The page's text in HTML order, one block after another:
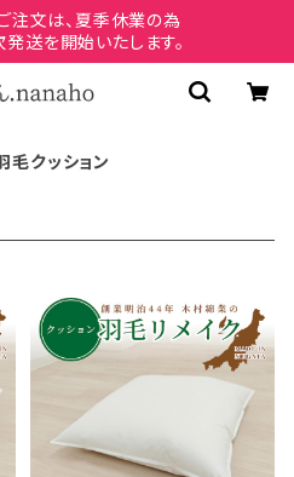
文は、夏季休業の為
送を開始いたします。
毛クッション